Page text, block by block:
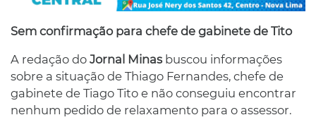
Sem confirmação para chefe de gabinete de Tito
A redação do Jornal Minasbuscou informações
sobre a situação de Thiago Fernandes, chefe de
gabinete de Tiago Tito e não conseguiu encontrar
nenhum pedido de relaxamento para o assessor.